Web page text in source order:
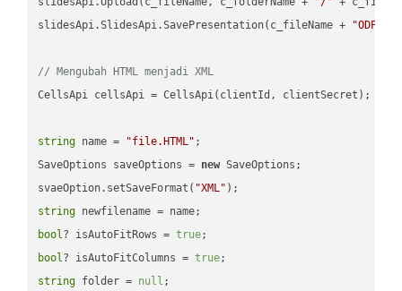
slidesApi.SlidesApi.SavePresentation(c_fileName +
"ODP"
// Mengubah HTML menjadi XML
CellsApi cellsApi = CellsApi(clientId, clientSecret);
string name = "file.HTML" ;
SaveOptions saveOptions = new SaveOptions;
svaeOption.setSaveFormat( "XML"
string
bool? isAutoFitRows = true
bool? isAutoFitColumns = true
string folder = null